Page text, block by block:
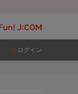
ログイン